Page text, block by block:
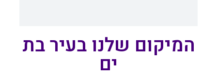
המיקום שלנו בעיר בת
ים